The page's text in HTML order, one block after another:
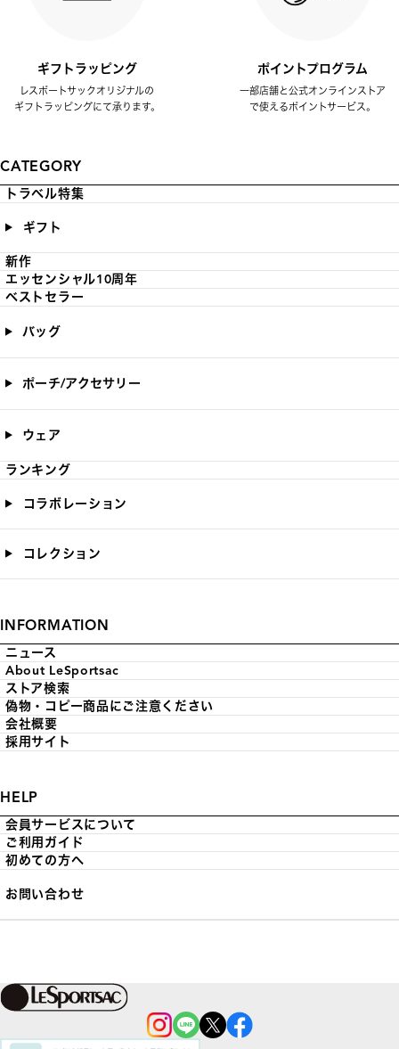
ギフトラッピング
レスポートサックオリジナルの
ギフトラッピングにて承ります。
ポイントプログラム
一部店舗と公式オンラインストア
で使えるポイントサービス。
CATEGORY
トラベル特集
ギフト
新作
エッセンシャル10周年
ベストセラー
バッグ
ポーチ/アクセサリー
ウェア
ランキング
コラボレーション
コレクション
INFORMATION
ニュース
About LeSportsac
ストア検索
偽物・コピー商品にご注意ください
会社概要
採用サイト
HELP
会員サービスについて
ご利用ガイド
初めての方へ
お問い合わせ